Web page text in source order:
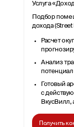
Услуга
Подбор
дохода
Расчет
Анализ
Готовый
с
ВкусВилл,
Получить